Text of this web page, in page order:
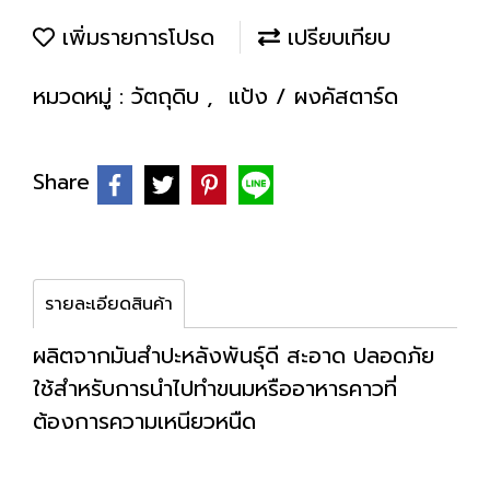
เพิ่มรายการโปรด
เปรียบเทียบ
หมวดหมู่ : วัตถุดิบ , แป้ง / ผงคัสตาร์ด
Share
รายละเอียดสินค้า
ผลิตจากมันสำปะหลังพันธุ์ดี สะอาด ปลอดภัย
ใช้สำหรับการนำไปทำขนมหรืออาหารคาวที่
ต้องการความเหนียวหนืด